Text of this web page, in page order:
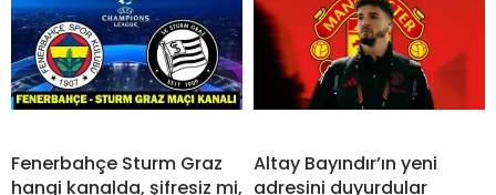
Fenerbahçe Sturm Graz
hangi kanalda, şifresiz mi,
Altay Bayındır’ın yeni
adresini duyurdular